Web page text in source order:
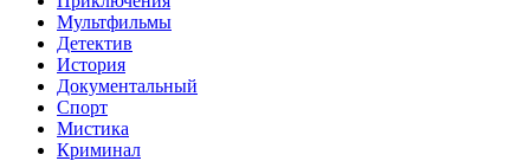
Мультфильмы
Детектив
История
Документальный
Спорт
Мистика
Криминал